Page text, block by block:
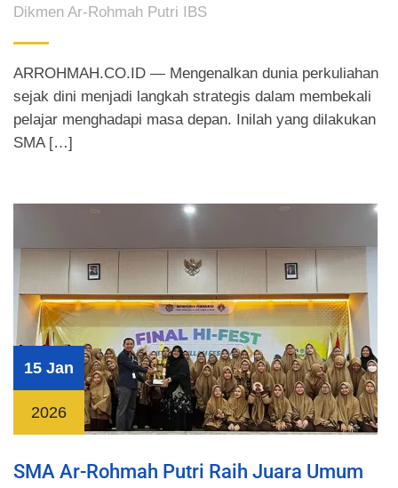
Dikmen Ar-Rohmah Putri IBS
ARROHMAH.CO.ID — Mengenalkan dunia perkuliahan
sejak dini menjadi langkah strategis dalam membekali
pelajar menghadapi masa depan. Inilah yang dilakukan
SMA […]
15 Jan
2026
SMA Ar-Rohmah Putri Raih Juara Umum